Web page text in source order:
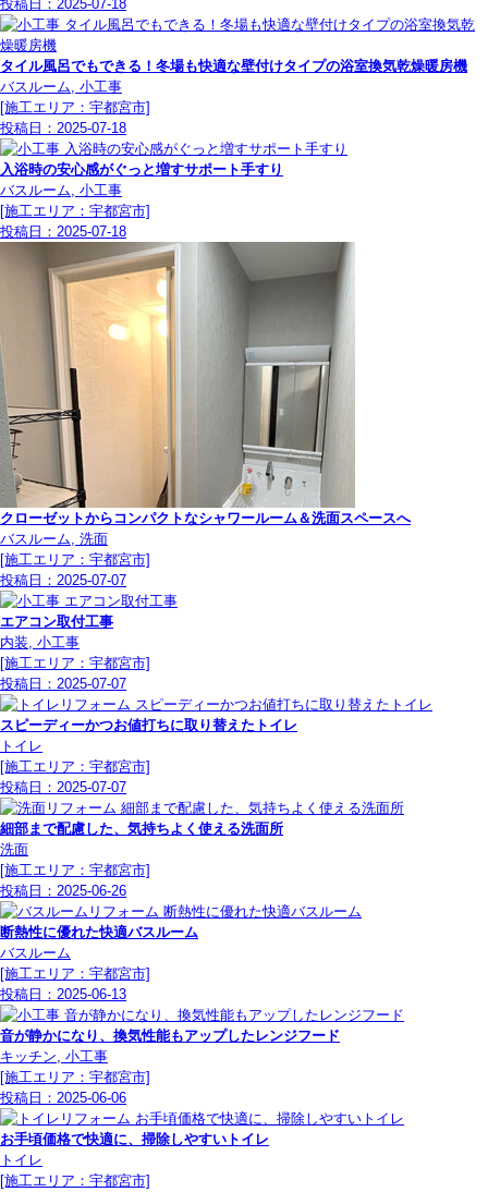
投稿日： 2025-07-18
タイル風呂でもできる！冬場も快適な壁付けタイプの浴室換気乾燥暖房機
バスルーム, 小工事
[施工エリア：宇都宮市]
投稿日： 2025-07-18
入浴時の安心感がぐっと増すサポート手すり
バスルーム, 小工事
[施工エリア：宇都宮市]
投稿日： 2025-07-18
クローゼットからコンパクトなシャワールーム＆洗面スペースへ
バスルーム, 洗面
[施工エリア：宇都宮市]
投稿日： 2025-07-07
エアコン取付工事
内装, 小工事
[施工エリア：宇都宮市]
投稿日： 2025-07-07
スピーディーかつお値打ちに取り替えたトイレ
トイレ
[施工エリア：宇都宮市]
投稿日： 2025-07-07
細部まで配慮した、気持ちよく使える洗面所
洗面
[施工エリア：宇都宮市]
投稿日： 2025-06-26
断熱性に優れた快適バスルーム
バスルーム
[施工エリア：宇都宮市]
投稿日： 2025-06-13
音が静かになり、換気性能もアップしたレンジフード
キッチン, 小工事
[施工エリア：宇都宮市]
投稿日： 2025-06-06
お手頃価格で快適に、掃除しやすいトイレ
トイレ
[施工エリア：宇都宮市]